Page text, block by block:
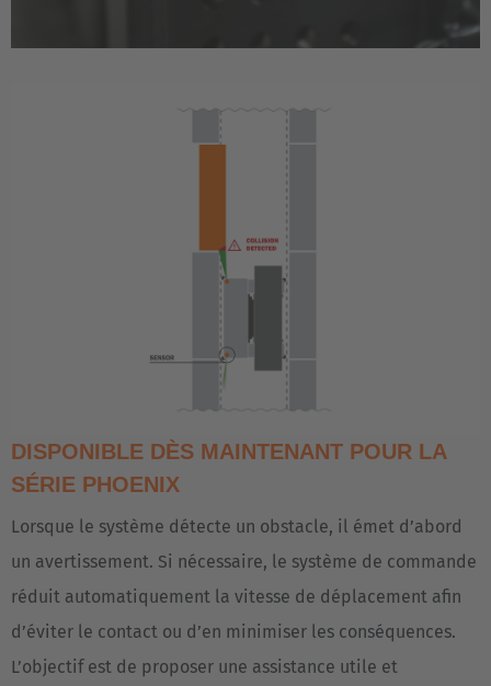
DISPONIBLE DÈS MAINTENANT POUR LA
SÉRIE PHOENIX
Lorsque le système détecte un obstacle, il émet d’abord
un avertissement. Si nécessaire, le système de commande
réduit automatiquement la vitesse de déplacement afin
d’éviter le contact ou d’en minimiser les conséquences.
L’objectif est de proposer une assistance utile et